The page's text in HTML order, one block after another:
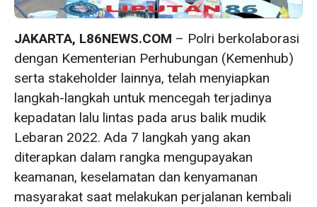
JAKARTA, L86NEWS.COM – Polri berkolaborasi
dengan Kementerian Perhubungan (Kemenhub)
serta stakeholder lainnya, telah menyiapkan
langkah-langkah untuk mencegah terjadinya
kepadatan lalu lintas pada arus balik mudik
Lebaran 2022. Ada 7 langkah yang akan
diterapkan dalam rangka mengupayakan
keamanan, keselamatan dan kenyamanan
masyarakat saat melakukan perjalanan kembali